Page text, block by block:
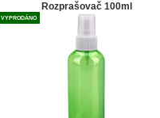
Rozprašovač 100ml
VYPRODÁNO